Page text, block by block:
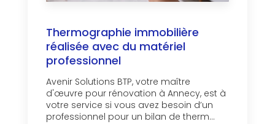
Thermographie immobilière
réalisée avec du matériel
professionnel
Avenir Solutions BTP, votre maître
d'œuvre pour rénovation à Annecy, est à
votre service si vous avez besoin d’un
professionnel pour un bilan de therm...